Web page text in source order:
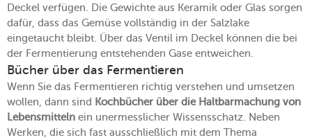
Deckel verfügen. Die Gewichte aus Keramik oder Glas sorgen
dafür, dass das Gemüse vollständig in der Salzlake
eingetaucht bleibt. Über das Ventil im Deckel können die bei
der Fermentierung entstehenden Gase entweichen.
Bücher über das Fermentieren
Wenn Sie das Fermentieren richtig verstehen und umsetzen
wollen, dann sind Kochbücher über die Haltbarmachung von
Lebensmitteln ein unermesslicher Wissensschatz. Neben
Werken, die sich fast ausschließlich mit dem Thema